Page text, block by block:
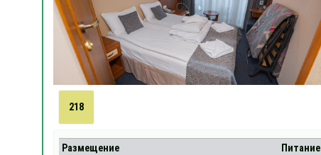
218
Размещение
Питание